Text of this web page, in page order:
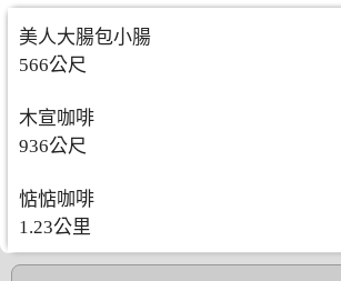
美人大腸包小腸
566公尺
木宣咖啡
936公尺
惦惦咖啡
1.23公里